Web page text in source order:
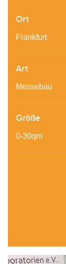
Ort
Frankfurt
Art
Messebau
Größe
0-30qm